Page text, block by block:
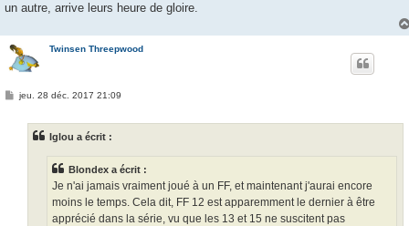
un autre, arrive leurs heure de gloire.
Twinsen Threepwood
Mjeu. 28 déc. 2017 21:09
Iglou a écrit :
Blondex a écrit :
Je n'ai jamais vraiment joué à un FF, et maintenant j'aurai encore
moins le temps. Cela dit, FF 12 est apparemment le dernier à être
apprécié dans la série, vu que les 13 et 15 ne suscitent pas